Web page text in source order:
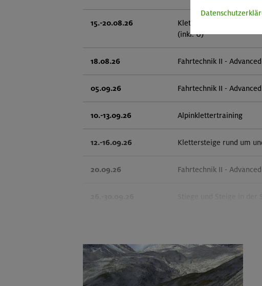
15.-20.08.26
Klettersteige im Herzen
(inkl. Ü)
18.08.26 Fahrtechnik II -
05.09.26 Fahrtechnik II - Advanced
10.-13.09.26 Alpinklettertraining
12.-16.09.26 Klettersteige rund um
20.09.26 Fahrtechnik II - Advanced